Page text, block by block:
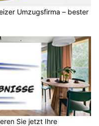
Umzugsfirma – bester
Sie jetzt Ihre